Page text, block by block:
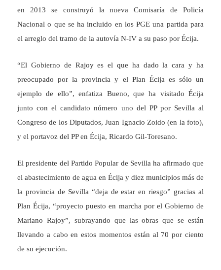
en 2013 se construyó la nueva Comisaría de Policía
Nacional o que se ha incluido en los PGE una partida para
el arreglo del tramo de la autovía N-IV a su paso por Écija.
“El Gobierno de Rajoy es el que ha dado la cara y ha
preocupado por la provincia y el Plan Écija es sólo un
ejemplo de ello”, enfatiza Bueno, que ha visitado Écija
junto con el candidato número uno del PP por Sevilla al
Congreso de los Diputados, Juan Ignacio Zoido (en la foto),
y el portavoz del PP en Écija, Ricardo Gil-Toresano.
El presidente del Partido Popular de Sevilla ha afirmado que
el abastecimiento de agua en Écija y diez municipios más de
la provincia de Sevilla “deja de estar en riesgo” gracias al
Plan Écija, “proyecto puesto en marcha por el Gobierno de
Mariano Rajoy”, subrayando que las obras que se están
llevando a cabo en estos momentos están al 70 por ciento
de su ejecución.